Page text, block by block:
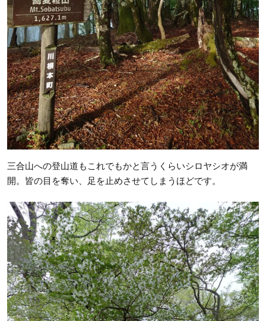
三合山への登山道もこれでもかと言うくらいシロヤシオが満
開。皆の目を奪い、足を止めさせてしまうほどです。